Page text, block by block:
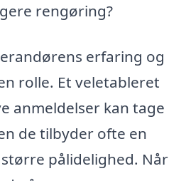
rengøring?
erfaring og
rolle. Et veletableret
anmeldelser kan tage
de tilbyder ofte en
pålidelighed. Når